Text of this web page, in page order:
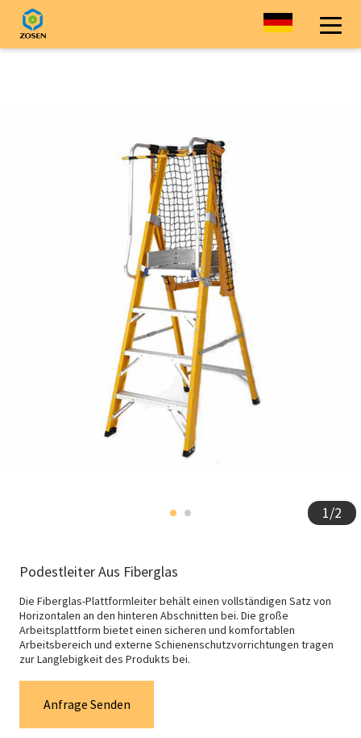
1/2
Podestleiter Aus Fiberglas
Die Fiberglas-Plattformleiter behält einen vollständigen Satz von
Horizontalen an den hinteren Abschnitten bei. Die große
Arbeitsplattform bietet einen sicheren und komfortablen
Arbeitsbereich und externe Schienenschutzvorrichtungen tragen
zur Langlebigkeit des Produkts bei.
Anfrage Senden